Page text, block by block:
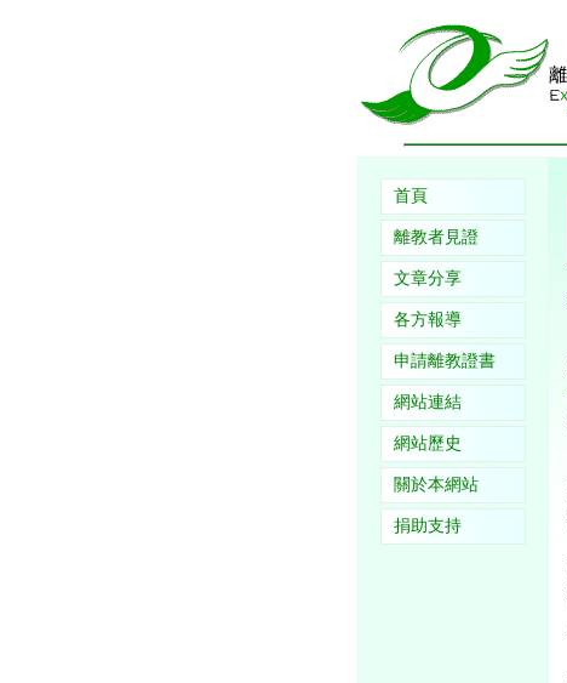
首頁
離教者見證
文章分享
各方報導
申請離教證書
網站連結
網站歷史
關於本網站
捐助支持